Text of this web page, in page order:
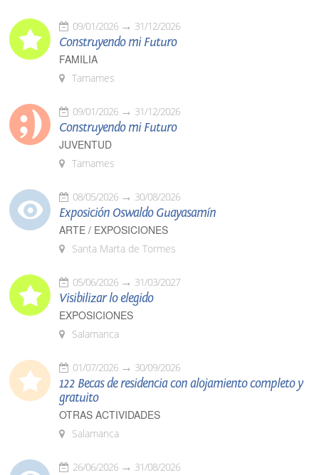
09/01/2026 31/12/2026
Construyendo mi Futuro
FAMILIA
Tamames
09/01/2026 31/12/2026
Construyendo mi Futuro
JUVENTUD
Tamames
08/05/2026 30/08/2026
Exposición Oswaldo Guayasamín
ARTE / EXPOSICIONES
Santa Marta de Tormes
05/06/2026 31/03/2027
Visibilizar lo elegido
EXPOSICIONES
Salamanca
01/07/2026 30/09/2026
122 Becas de residencia con alojamiento completo y
gratuito
OTRAS ACTIVIDADES
Salamanca
26/06/2026 31/08/2026